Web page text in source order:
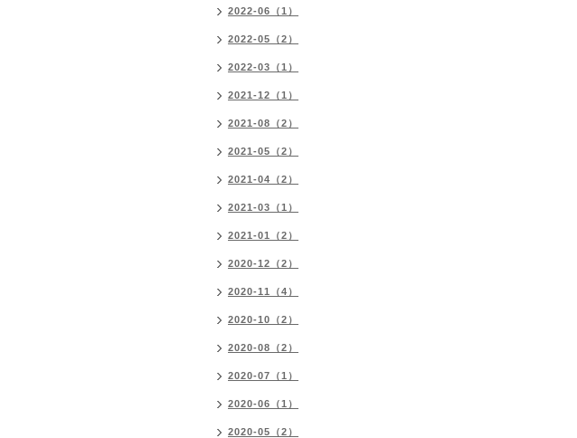
2022-06（1）
2022-05（2）
2022-03（1）
2021-12（1）
2021-08（2）
2021-05（2）
2021-04（2）
2021-03（1）
2021-01（2）
2020-12（2）
2020-11（4）
2020-10（2）
2020-08（2）
2020-07（1）
2020-06（1）
2020-05（2）